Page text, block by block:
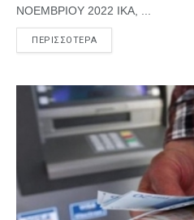
ΝΟΕΜΒΡΙΟΥ 2022 ΙΚΑ, ...
ΠΕΡΙΣΣΟΤΕΡΑ